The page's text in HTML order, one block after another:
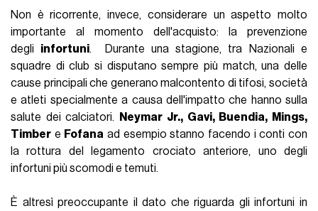
Non è ricorrente, invece, considerare un aspetto molto
importante al momento dell'acquisto: la prevenzione
degli infortuni. Durante una stagione, tra Nazionali e
squadre di club si disputano sempre più match, una delle
cause principali che generano malcontento di tifosi, società
e atleti specialmente a causa dell'impatto che hanno sulla
salute dei calciatori.
Neymar Jr., Gavi, Buendia, Mings,
Timber e Fofana ad esempio stanno facendo i conti con
la rottura del legamento crociato anteriore, uno degli
infortuni più scomodi e temuti.
È altresì preoccupante il dato che riguarda gli infortuni in